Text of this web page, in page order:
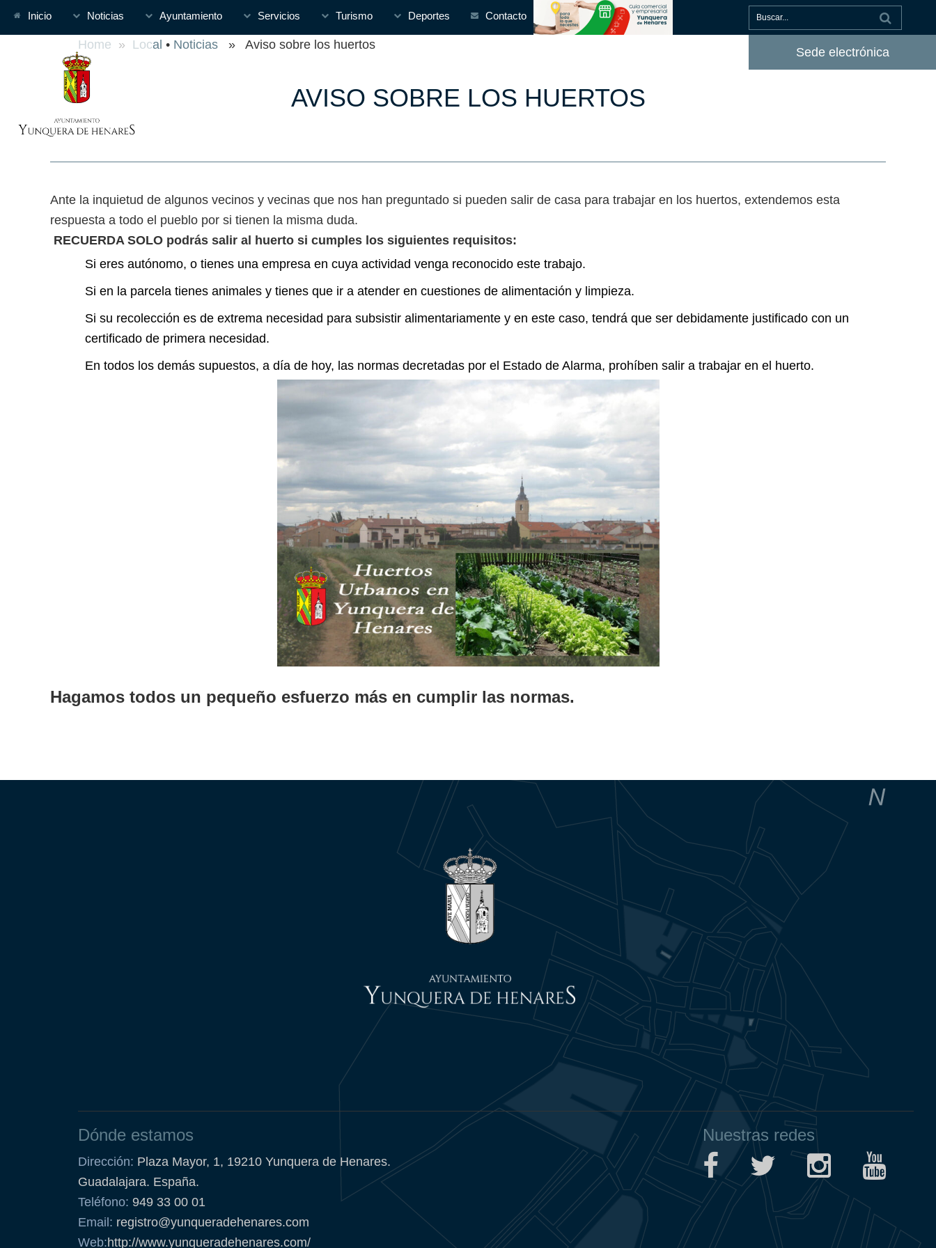
Inicio Noticias Ayuntamiento Servicios Turismo Deportes Contacto
Sede electrónica
Home » Local • Noticias » Aviso sobre los huertos
AVISO SOBRE LOS HUERTOS
Ante la inquietud de algunos vecinos y vecinas que nos han preguntado si pueden salir de casa para trabajar en los huertos, extendemos esta
respuesta a todo el pueblo por si tienen la misma duda.
RECUERDA SOLO podrás salir al huerto si cumples los siguientes requisitos:
Si eres autónomo, o tienes una empresa en cuya actividad venga reconocido este trabajo.
Si en la parcela tienes animales y tienes que ir a atender en cuestiones de alimentación y limpieza.
Si su recolección es de extrema necesidad para subsistir alimentariamente y en este caso, tendrá que ser debidamente justificado con un
certificado de primera necesidad.
En todos los demás supuestos, a día de hoy, las normas decretadas por el Estado de Alarma, prohíben salir a trabajar en el huerto.
Hagamos todos un pequeño esfuerzo más en cumplir las normas.
Dónde estamos
Dirección: Plaza Mayor, 1, 19210 Yunquera de Henares.
Guadalajara. España.
Teléfono: 949 33 00 01
Email: registro@yunqueradehenares.com
Web:http://www.yunqueradehenares.com/
Nuestras redes